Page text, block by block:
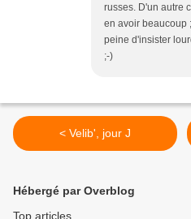
russes. D'un autre
en avoir beaucoup
peine d'insister
;-)
< Velib', jour J
Hébergé par Overblog
Top articles